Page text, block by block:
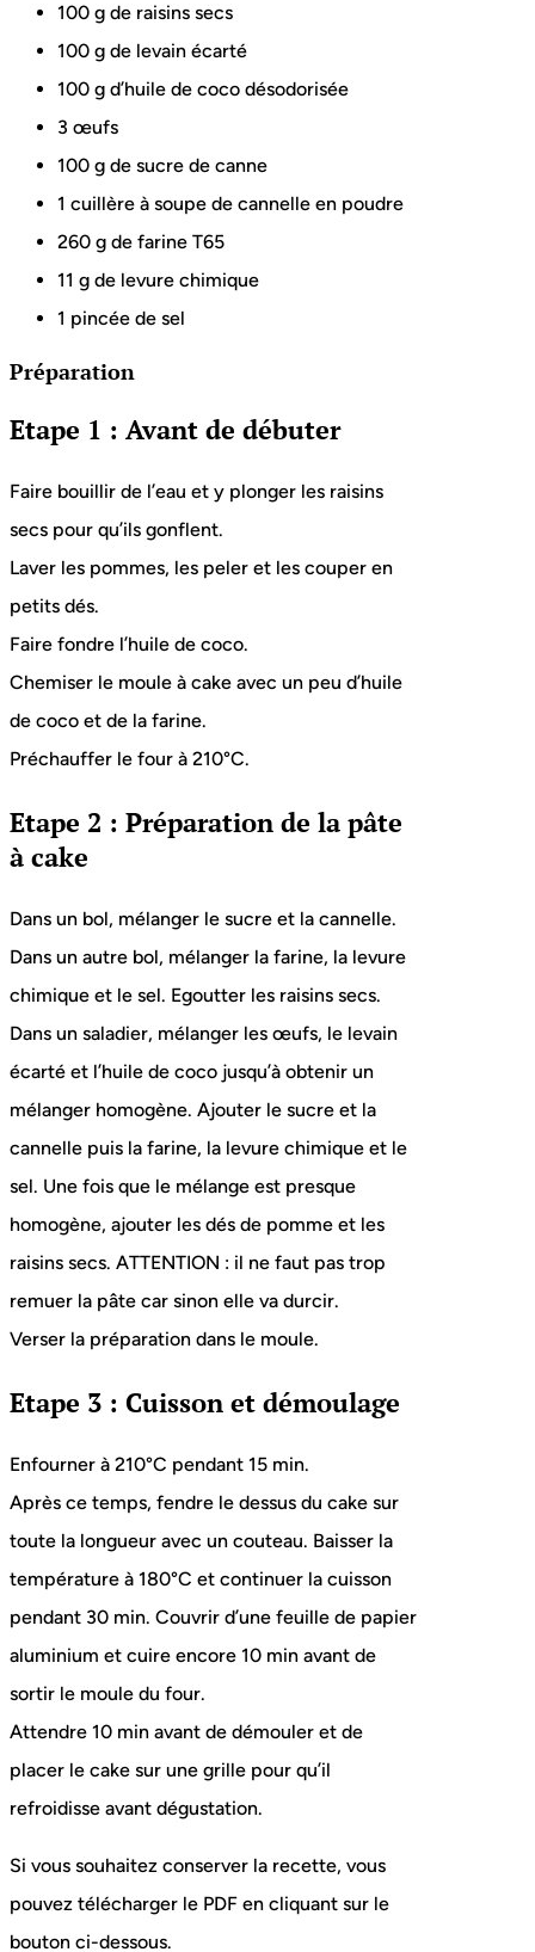
100 g de raisins secs
100 g de levain écarté
100 g d’huile de coco désodorisée
3 œufs
100 g de sucre de canne
1 cuillère à soupe de cannelle en poudre
260 g de farine T65
11 g de levure chimique
1 pincée de sel
Préparation
Etape 1 : Avant de débuter
Faire bouillir de l’eau et y plonger les raisins
secs pour qu’ils gonflent.
Laver les pommes, les peler et les couper en
petits dés.
Faire fondre l’huile de coco.
Chemiser le moule à cake avec un peu d’huile
de coco et de la farine.
Préchauffer le four à 210°C.
Etape 2 : Préparation de la pâte
à cake
Dans un bol, mélanger le sucre et la cannelle.
Dans un autre bol, mélanger la farine, la levure
chimique et le sel. Egoutter les raisins secs.
Dans un saladier, mélanger les œufs, le levain
écarté et l’huile de coco jusqu’à obtenir un
mélanger homogène. Ajouter le sucre et la
cannelle puis la farine, la levure chimique et le
sel. Une fois que le mélange est presque
homogène, ajouter les dés de pomme et les
raisins secs. ATTENTION : il ne faut pas trop
remuer la pâte car sinon elle va durcir.
Verser la préparation dans le moule.
Etape 3 : Cuisson et démoulage
Enfourner à 210°C pendant 15 min.
Après ce temps, fendre le dessus du cake sur
toute la longueur avec un couteau. Baisser la
température à 180°C et continuer la cuisson
pendant 30 min. Couvrir d’une feuille de papier
aluminium et cuire encore 10 min avant de
sortir le moule du four.
Attendre 10 min avant de démouler et de
placer le cake sur une grille pour qu’il
refroidisse avant dégustation.
Si vous souhaitez conserver la recette, vous
pouvez télécharger le PDF en cliquant sur le
bouton ci-dessous.